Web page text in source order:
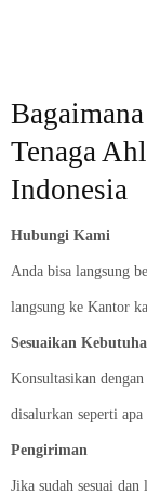
Tenaga
Indonesia
Hubungi Kami
Anda bisa langsung
langsung ke Kantor
Sesuaikan
Konsultasikan
disalurkan seperti apa
Pengiriman
Jika sudah sesuai